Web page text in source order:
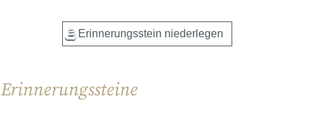
Erinnerungssteine